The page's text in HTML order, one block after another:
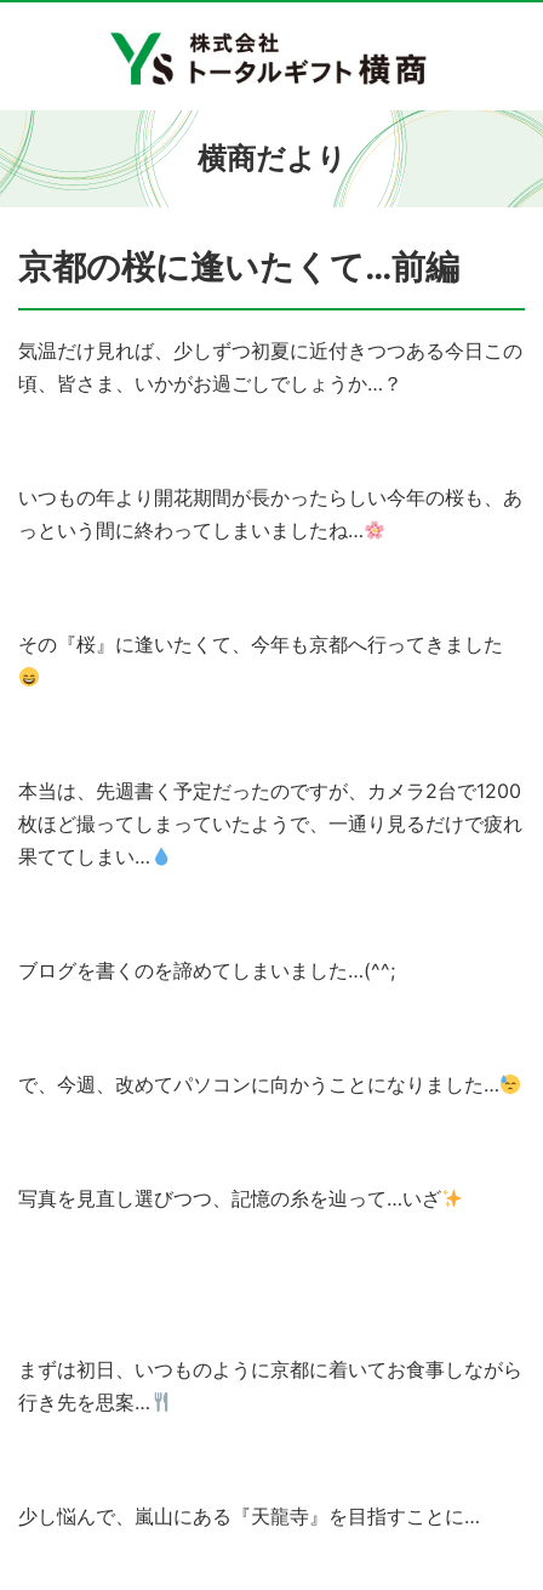
横商だより
京都の桜に逢いたくて…前編
気温だけ見れば、少しずつ初夏に近付きつつある今日この
頃、皆さま、いかがお過ごしでしょうか…？
いつもの年より開花期間が長かったらしい今年の桜も、あ
っという間に終わってしまいましたね…
その『桜』に逢いたくて、今年も京都へ行ってきました
本当は、先週書く予定だったのですが、カメラ2台で1200
枚ほど撮ってしまっていたようで、一通り見るだけで疲れ
果ててしまい…
ブログを書くのを諦めてしまいました…(^^;
で、今週、改めてパソコンに向かうことになりました…
写真を見直し選びつつ、記憶の糸を辿って…いざ
まずは初日、いつものように京都に着いてお食事しながら
行き先を思案…
少し悩んで、嵐山にある『天龍寺』を目指すことに…